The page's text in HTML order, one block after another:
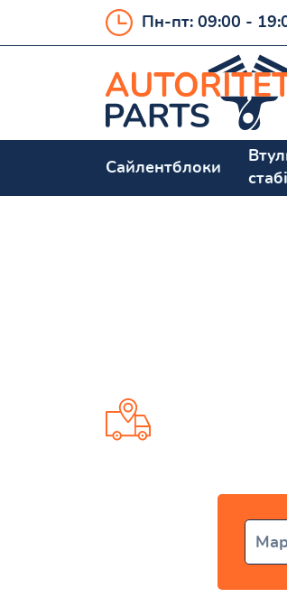
Пн-пт: 09:00 -
Сайлентблоки